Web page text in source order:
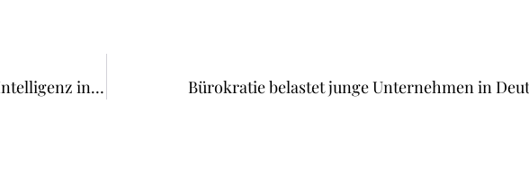
AI-Act verabschiedet: Einheitliche Regeln für Künstliche Intelligenz in der EU Bürokratie belastet junge Unternehmen in